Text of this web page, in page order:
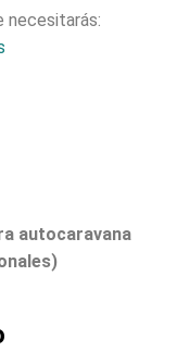
necesitarás:
autocaravana